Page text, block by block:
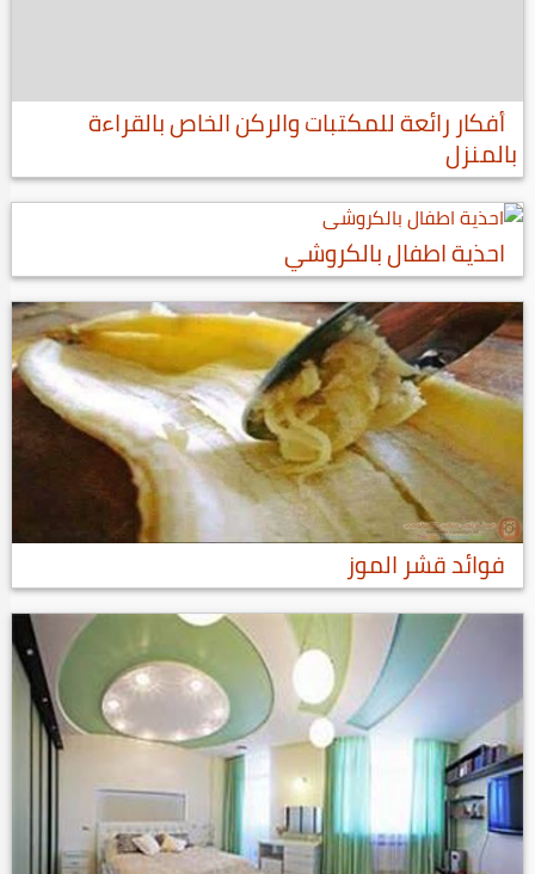
أفكار رائعة للمكتبات والركن الخاص بالقراءة
بالمنزل
احذية اطفال بالكروشي
فوائد قشر الموز